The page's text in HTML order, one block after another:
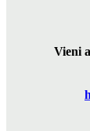
Vieni